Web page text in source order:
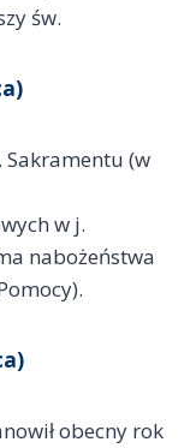
św.
Sakramentu (w
w j.
nabożeństwa
obecny rok